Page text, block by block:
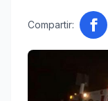
Compartir: